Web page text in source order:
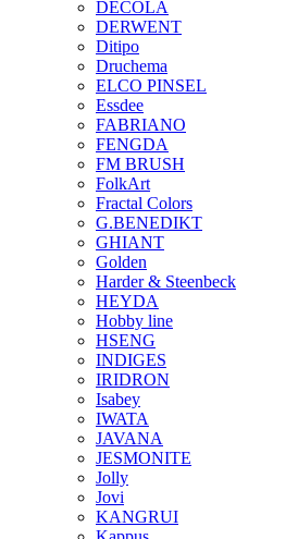
DECOLA
DERWENT
Ditipo
Druchema
ELCO PINSEL
Essdee
FABRIANO
FENGDA
FM BRUSH
FolkArt
Fractal Colors
G.BENEDIKT
GHIANT
Golden
Harder & Steenbeck
HEYDA
Hobby line
HSENG
INDIGES
IRIDRON
Isabey
IWATA
JAVANA
JESMONITE
Jolly
Jovi
KANGRUI